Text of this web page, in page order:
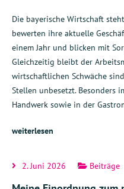
Die bayerische Wirtschaft
bewerten ihre aktuelle
einem Jahr und blicken mit
Gleichzeitig bleibt der
wirtschaftlichen Schwäche
Stellen unbesetzt. Besonders
Handwerk sowie in der
weiterlesen
2. Juni 2026 Beiträge